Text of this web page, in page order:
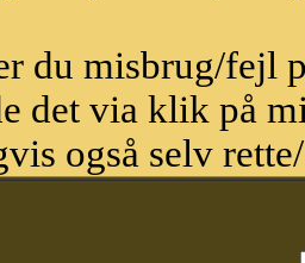
du misbrug/fejl
det via klik på
også selv